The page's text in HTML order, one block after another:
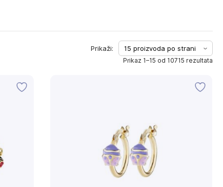
Prikaz 1–15 od 10715 rezultata